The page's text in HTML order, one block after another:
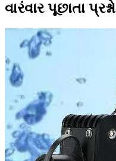
વારંવાર પૂછાતા પ્રશ્નો